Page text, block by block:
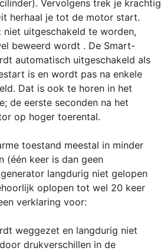
Vervolgens trek je krachtig
herhaal je tot de motor start.
uitgeschakeld te worden,
beweerd wordt . De Smart-
automatisch uitgeschakeld als
is en wordt pas na enkele
Dat is ook te horen in het
de eerste seconden na het
op hoger toerental.
toestand meestal in minder
(één keer is dan geen
langdurig niet gelopen
oplopen tot wel 20 keer
verklaring voor:
weggezet en langdurig niet
drukverschillen in de